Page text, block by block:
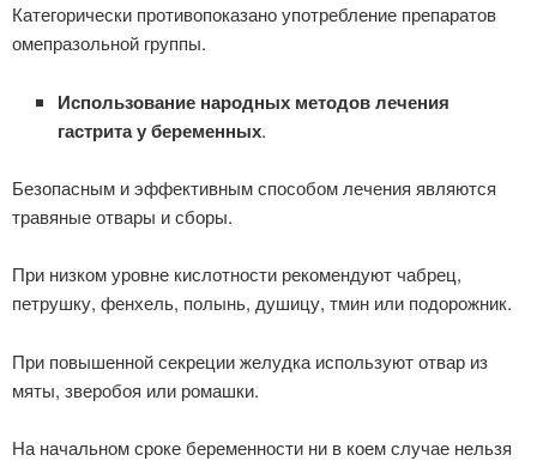
Категорически противопоказано употребление препаратов
омепразольной группы.
Использование народных методов лечения
гастрита у беременных.
Безопасным и эффективным способом лечения являются
травяные отвары и сборы.
При низком уровне кислотности рекомендуют чабрец,
петрушку, фенхель, полынь, душицу, тмин или подорожник.
При повышенной секреции желудка используют отвар из
мяты, зверобоя или ромашки.
На начальном сроке беременности ни в коем случае нельзя